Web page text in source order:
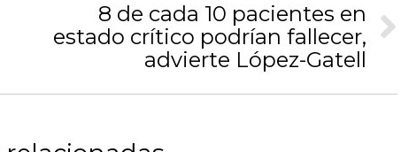
Publicación
8 de cada 10 pacientes en
estado crítico podrían fallecer,
advierte López-Gatell